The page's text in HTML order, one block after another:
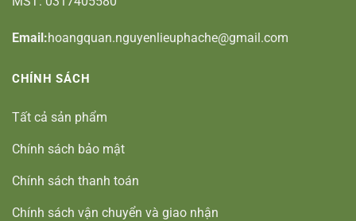
Email:hoangquan.nguyenlieuphache@gmail.com
CHÍNH SÁCH
Tất cả sản phẩm
Chính sách bảo mật
Chính sách thanh toán
Chính sách vận chuyển và giao nhận